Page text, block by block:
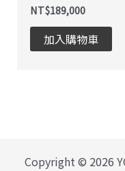
NT$189,000
加入購物車
Copyright © 2026